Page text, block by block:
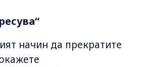
начин да прекратите